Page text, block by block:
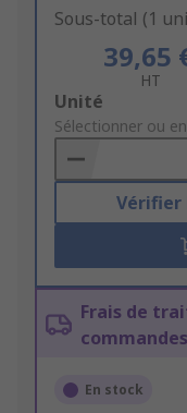
Sous-total (1
39,65
HT
Add
to
Basket
Unité
Sélectionner ou
Vérifier
Frais de
En stock